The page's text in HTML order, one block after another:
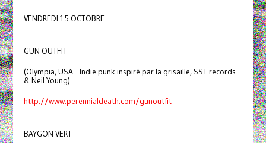
VENDREDI 15 OCTOBRE
GUN OUTFIT
(Olympia, USA - Indie punk inspiré par la grisaille, SST records
& Neil Young)
http://www.perennialdeath.com/gunoutfit
BAYGON VERT